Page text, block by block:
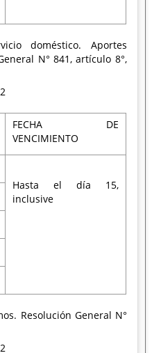
doméstico. Aportes
N° 841, artículo 8°,
FECHA DE
VENCIMIENTO
Hasta el día 15,
inclusive
Resolución General N°